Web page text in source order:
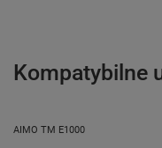
Kompatybilne
AIMO TM E1000